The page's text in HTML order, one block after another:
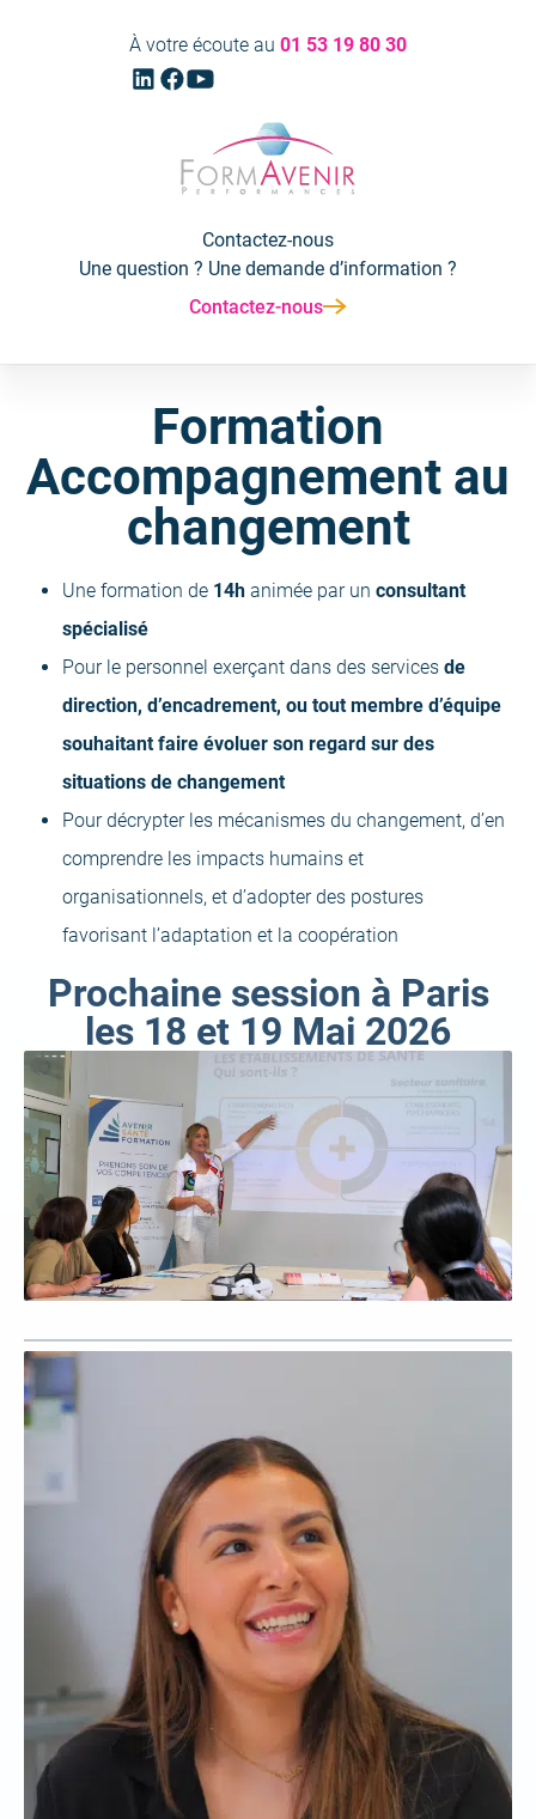
À votre écoute au 01 53 19 80 30
Linkedin
(ouvrir
onglet)
Facebook
(ouvrir
nouvel
onglet)
Youtube
nouvel
onglet)
Formavenir
Performances
Contactez-nous
Une question ? Une demande d’information ?
Contactez-nous
Formation
Accompagnement au
changement
Une formation de 14h animée par un consultant
spécialisé
Pour le personnel exerçant dans des services de
direction, d’encadrement, ou tout membre d’équipe
souhaitant faire évoluer son regard sur des
situations de changement
Pour décrypter les mécanismes du changement, d’en
comprendre les impacts humains et
organisationnels, et d’adopter des postures
favorisant l’adaptation et la coopération
Prochaine session à Paris
les 18 et 19 Mai 2026